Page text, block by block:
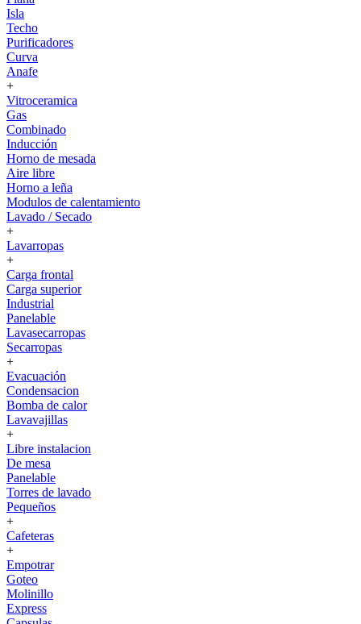
Isla
Techo
Purificadores
Curva
Anafe
+
Vitroceramica
Gas
Combinado
Inducción
Horno de mesada
Aire libre
Horno a leña
Modulos de calentamiento
Lavado / Secado
+
Lavarropas
+
Carga frontal
Carga superior
Industrial
Panelable
Lavasecarropas
Secarropas
+
Evacuación
Condensacion
Bomba de calor
Lavavajillas
+
Libre instalacion
De mesa
Panelable
Torres de lavado
Pequeños
+
Cafeteras
+
Empotrar
Goteo
Molinillo
Express